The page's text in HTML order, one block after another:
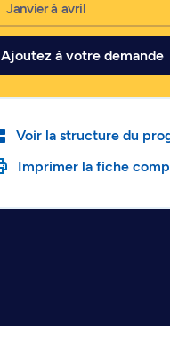
Janvier à avril
Ajoutez à votre demande
Voir la structure du
Imprimer la fiche